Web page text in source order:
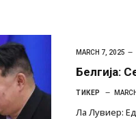
MARCH 7, 2025
Белгија:
ТИКЕР
Ла Лувиер:
бил